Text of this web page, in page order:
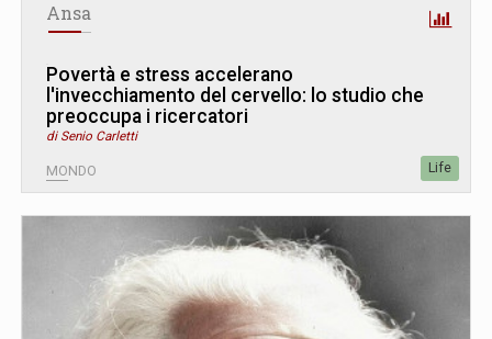
Ansa
Povertà e stress accelerano
l'invecchiamento del cervello: lo studio che
preoccupa i ricercatori
di Senio Carletti
MONDO Life